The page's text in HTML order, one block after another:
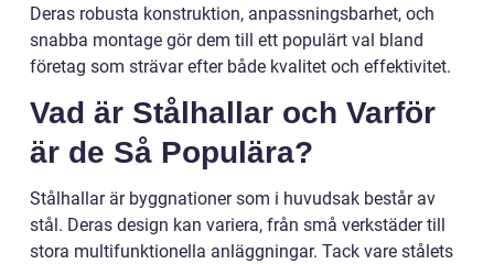
Deras robusta konstruktion, anpassningsbarhet, och
snabba montage gör dem till ett populärt val bland
företag som strävar efter både kvalitet och effektivitet.
Vad är Stålhallar och Varför
är de Så Populära?
Stålhallar är byggnationer som i huvudsak består av
stål. Deras design kan variera, från små verkstäder till
stora multifunktionella anläggningar. Tack vare stålets